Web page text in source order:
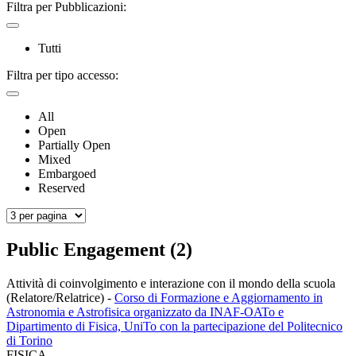
Filtra per Pubblicazioni:
Tutti
Filtra per tipo accesso:
All
Open
Partially Open
Mixed
Embargoed
Reserved
Public Engagement (2)
Attività di coinvolgimento e interazione con il mondo della scuola
(Relatore/Relatrice) - Corso di Formazione e Aggiornamento in
Astronomia e Astrofisica organizzato da INAF-OATo e
Dipartimento di Fisica, UniTo con la partecipazione del Politecnico
di Torino